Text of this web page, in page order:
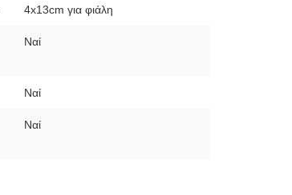
4x13cm για φιάλη
Ναί
Ναί
Ναί